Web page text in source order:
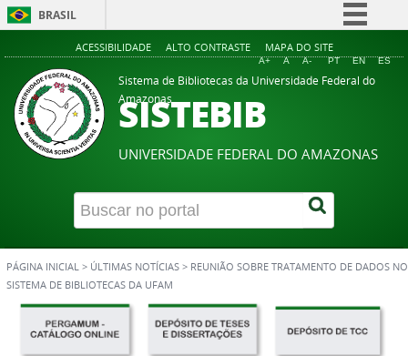
BRASIL
Simplifique!
Comunica BR
Participe
Acesso à informação
Legislação
Canais
ACESSIBILIDADE ALTO CONTRASTE MAPA DO SITE
A+ A A- PT EN ES
Sistema de Bibliotecas da Universidade Federal do
Amazonas
SISTEBIB
UNIVERSIDADE FEDERAL DO AMAZONAS
PÁGINA INICIAL > ÚLTIMAS NOTÍCIAS > REUNIÃO SOBRE TRATAMENTO DE DADOS NO
SISTEMA DE BIBLIOTECAS DA UFAM